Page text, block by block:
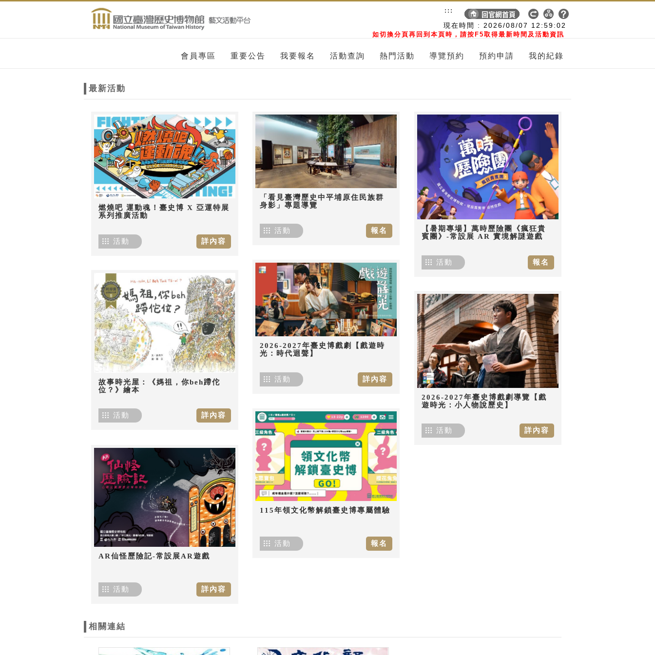
現在時間 : 2026/08/07 12:59:03
如切換分頁再回到本頁時，請按F5取得最新時間及活動資訊
:::
會員專區 重要公告 我要報名 活動查詢 熱門活動 導覽預約 預約申請 我的紀錄
最新活動
燃燒吧 運動魂！臺史博 X 亞運特展
系列推廣活動
詳內容
活動
「看見臺灣歷史中平埔原住民族群
身影」專題導覽
報名
活動
【暑期專場】萬時歷險團《瘋狂貴
賓團》-常設展 AR 實境解謎遊戲
報名
活動
2026-2027年臺史博戲劇【戲遊時
光：時代迴聲】
詳內容
活動
故事時光屋：《媽祖，你beh蹛佗
位？》繪本
詳內容
活動
2026-2027年臺史博戲劇導覽【戲
遊時光：小人物說歷史】
詳內容
活動
115年領文化幣解鎖臺史博專屬體驗
報名
活動
AR仙怪歷險記-常設展AR遊戲
詳內容
活動
相關連結